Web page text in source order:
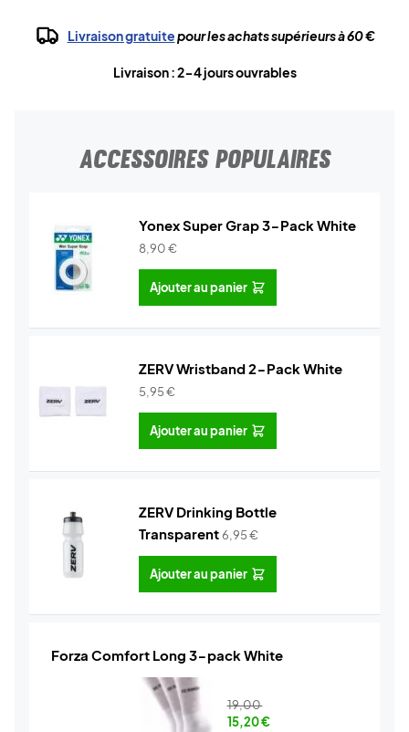
Livraison gratuitepour les achats supérieurs à 60 €
Livraison : 2-4 jours ouvrables
ACCESSOIRES POPULAIRES
Yonex Super Grap 3-Pack White
8,90€
Ajouter au panier
ZERV Wristband 2-Pack White
5,95€
Ajouter au panier
ZERV Drinking Bottle
Transparent6,95€
Ajouter au panier
Forza Comfort Long 3-pack White
19,00
15,20€